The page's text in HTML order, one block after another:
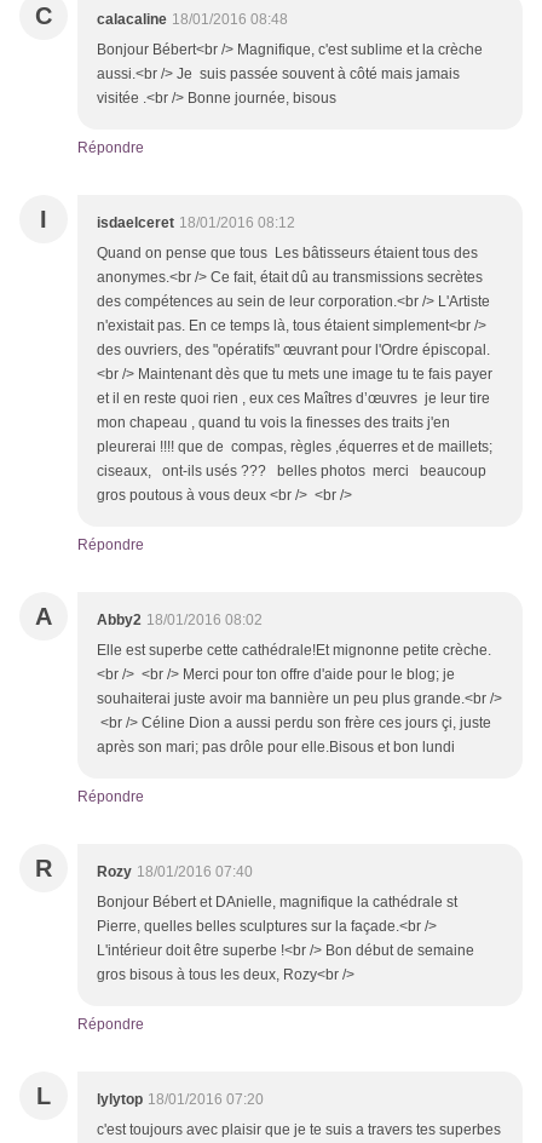
C calacaline 18/01/2016 08:48
Bonjour Bébert<br /> Magnifique, c'est sublime et la crèche
aussi.<br /> Je suis passée souvent à côté mais jamais
visitée .<br /> Bonne journée, bisous
Répondre
I isdaelceret 18/01/2016 08:12
Quand on pense que tous Les bâtisseurs étaient tous des
anonymes.<br /> Ce fait, était dû au transmissions secrètes
des compétences au sein de leur corporation.<br /> L'Artiste
n'existait pas. En ce temps là, tous étaient simplement<br />
des ouvriers, des "opératifs" œuvrant pour l'Ordre épiscopal.
<br /> Maintenant dès que tu mets une image tu te fais payer
et il en reste quoi rien , eux ces Maîtres d’œuvres je leur tire
mon chapeau , quand tu vois la finesses des traits j'en
pleurerai !!!! que de compas, règles ,équerres et de maillets;
ciseaux, ont-ils usés ??? belles photos merci beaucoup
gros poutous à vous deux <br /> <br />
Répondre
A Abby2 18/01/2016 08:02
Elle est superbe cette cathédrale!Et mignonne petite crèche.
<br /> <br /> Merci pour ton offre d'aide pour le blog; je
souhaiterai juste avoir ma bannière un peu plus grande.<br />
<br /> Céline Dion a aussi perdu son frère ces jours çi, juste
après son mari; pas drôle pour elle.Bisous et bon lundi
Répondre
R Rozy 18/01/2016 07:40
Bonjour Bébert et DAnielle, magnifique la cathédrale st
Pierre, quelles belles sculptures sur la façade.<br />
L'intérieur doit être superbe !<br /> Bon début de semaine
gros bisous à tous les deux, Rozy<br />
Répondre
L lylytop 18/01/2016 07:20
c'est toujours avec plaisir que je te suis a travers tes superbes